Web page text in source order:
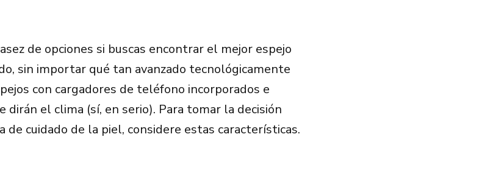
de opciones si buscas encontrar el mejor espejo
sin importar qué tan avanzado tecnológicamente
con cargadores de teléfono incorporados e
dirán el clima (sí, en serio). Para tomar la decisión
de cuidado de la piel, considere estas características.